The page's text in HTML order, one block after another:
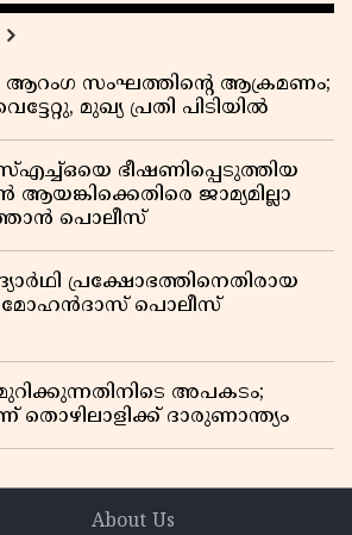
ആറംഗ സംഘത്തിൻ്റെ ആക്രമണം;
മുഖ്യ പ്രതി പിടിയിൽ
ഭീഷണിപ്പെടുത്തിയ
ജാമ്യമില്ലാ
പൊലീസ്
പ്രക്ഷോഭത്തിനെതിരായ
മോഹൻദാസ് പൊലീസ്
അപകടം;
തൊഴിലാളിക്ക് ദാരുണാന്ത്യം
About Us